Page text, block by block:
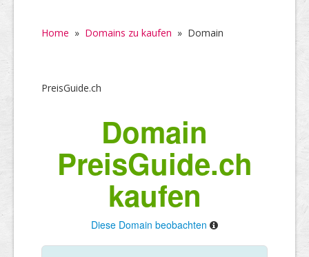
Home » Domains zu kaufen » Domain
PreisGuide.ch
Domain
PreisGuide.ch
kaufen
Diese Domain beobachten